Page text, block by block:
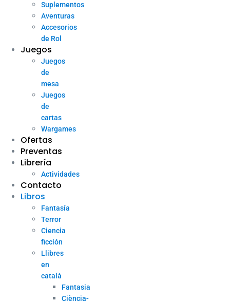
Suplementos
Aventuras
Accesorios
de Rol
Juegos
Juegos
de
mesa
Juegos
de
cartas
Wargames
Ofertas
Preventas
Librería
Actividades
Contacto
Libros
Fantasía
Terror
Ciencia
ficción
Llibres
en
català
Fantasia
Ciència-